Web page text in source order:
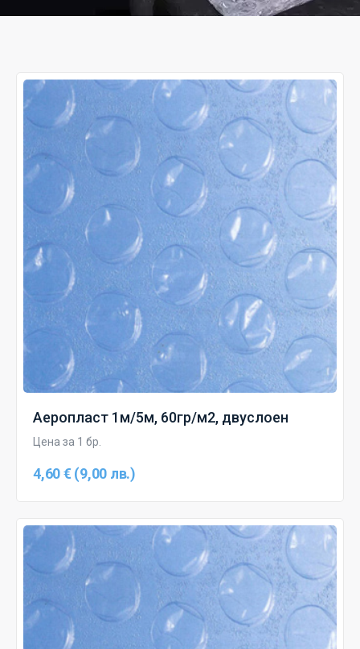
Аеропласт 1м/5м, 60гр/м2, двуслоен
Цена за 1 бр.
4,60 € (9,00 лв.)